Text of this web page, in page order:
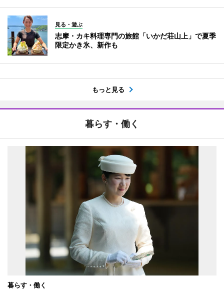
見る・遊ぶ
志摩・カキ料理専門の旅館「いかだ荘山上」で夏季
限定かき氷、新作も
もっと見る
暮らす・働く
暮らす・働く